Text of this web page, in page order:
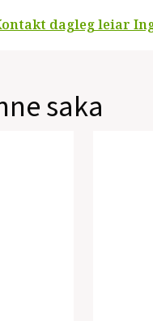
dagleg leiar
saka